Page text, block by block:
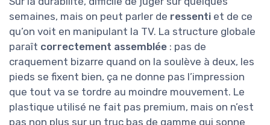
semaines, mais on peut parler de ressenti et de ce
qu’on voit en manipulant la TV. La structure globale
paraît correctement assemblée : pas de
craquement bizarre quand on la soulève à deux, les
pieds se fixent bien, ça ne donne pas l’impression
que tout va se tordre au moindre mouvement. Le
plastique utilisé ne fait pas premium, mais on n’est
pas non plus sur un truc bas de gamme qui sonne